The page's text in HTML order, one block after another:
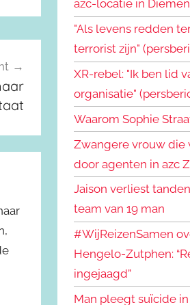
azc-locatie in Diemen
"Als levens redden
terrorist zijn"
XR-rebel: "Ik ben lid
organisatie"
Waarom Sophie
Zwangere vrouw die
door agenten in azc
Jaison verliest
team van 19 man
#WijReizenSamen
Hengelo-Zutphen:
ingejaagd”
Man pleegt suïcide